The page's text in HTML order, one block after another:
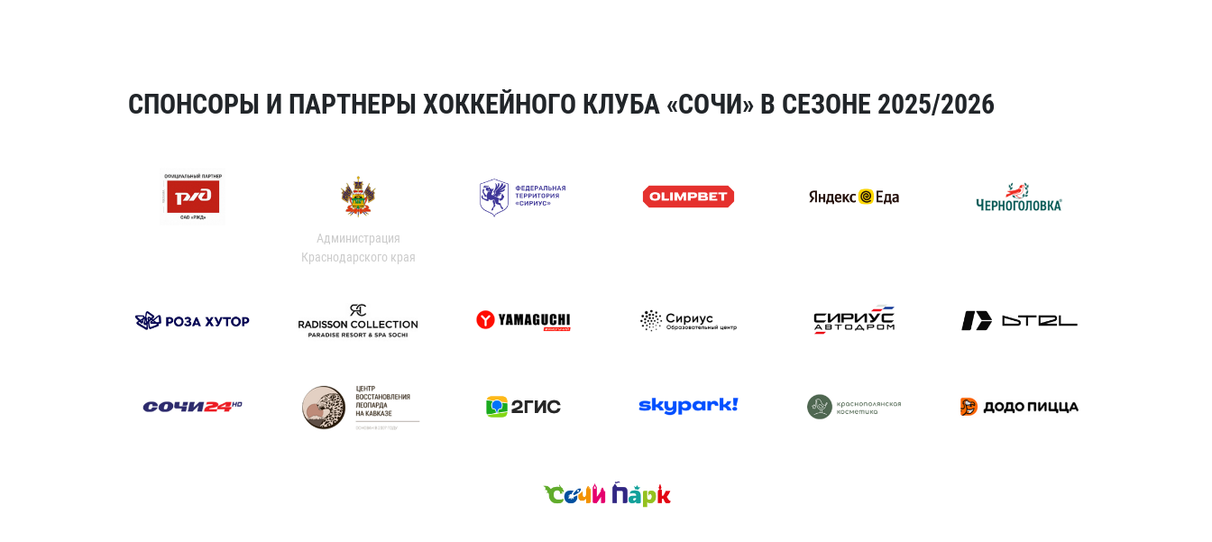
СПОНСОРЫ И ПАРТНЕРЫ ХОККЕЙНОГО КЛУБА «СОЧИ» В СЕЗОНЕ 2025/2026
Администрация
Краснодарского края